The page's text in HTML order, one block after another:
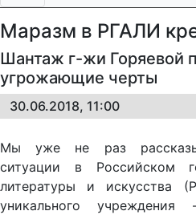
Маразм в РГАЛИ
Шантаж г-жи Горяевой
угрожающие черты
30.06.2018, 11:00
Мы уже не раз
ситуации в Российском
литературы и искусства
уникального